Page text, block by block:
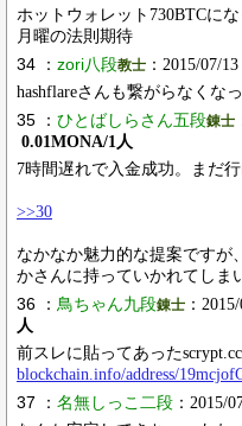
ホットウォレット730BTCに
月曜の法則期待
34 ： zori八段教士 ：2015/07/
hashflareさんも繋がらなく
35 ： ひとばしらさん五段錬士
0.01MONA/1人
7時間遅れで入金成功。まだ
>>30
なかなか魅力的な提案ですが
かさんに持っていかれてしま
36 ： 鳥ちゃん九段錬士 ：
人
前スレに貼ってあった
blockchain.info/address/
37 ： 名無しっこ二段 ：2015/